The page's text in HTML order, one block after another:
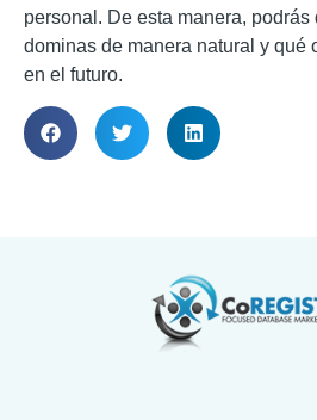
personal. De esta manera,
dominas de manera natural y qué
en el futuro.